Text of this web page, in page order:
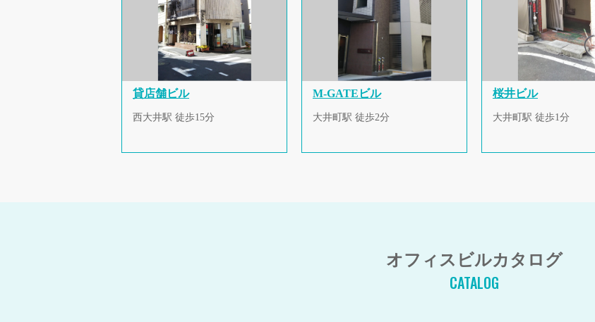
貸店舗ビル
西大井駅 徒歩15分
M-GATEビル
大井町駅 徒歩2分
桜井ビル
大井町駅 徒歩1分
オフィスビルカタログ
CATALOG